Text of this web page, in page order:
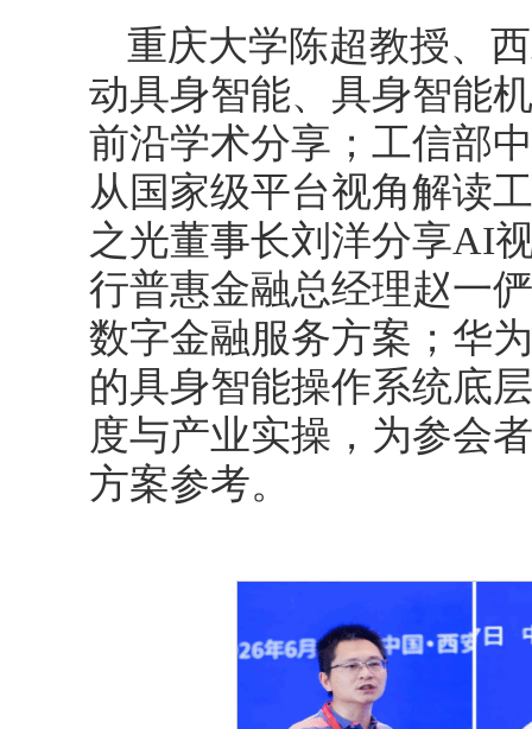
重庆大学陈超教授、
动具身智能、具身智能
前沿学术分享；工信部
从国家级平台视角解读
之光董事长刘洋分享AI
行普惠金融总经理赵一
数字金融服务方案；华
的具身智能操作系统底
度与产业实操，为参会
方案参考。